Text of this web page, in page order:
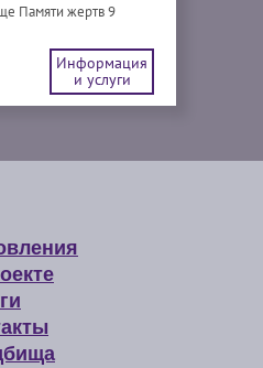
Памяти жертв 9
Информация
и услуги